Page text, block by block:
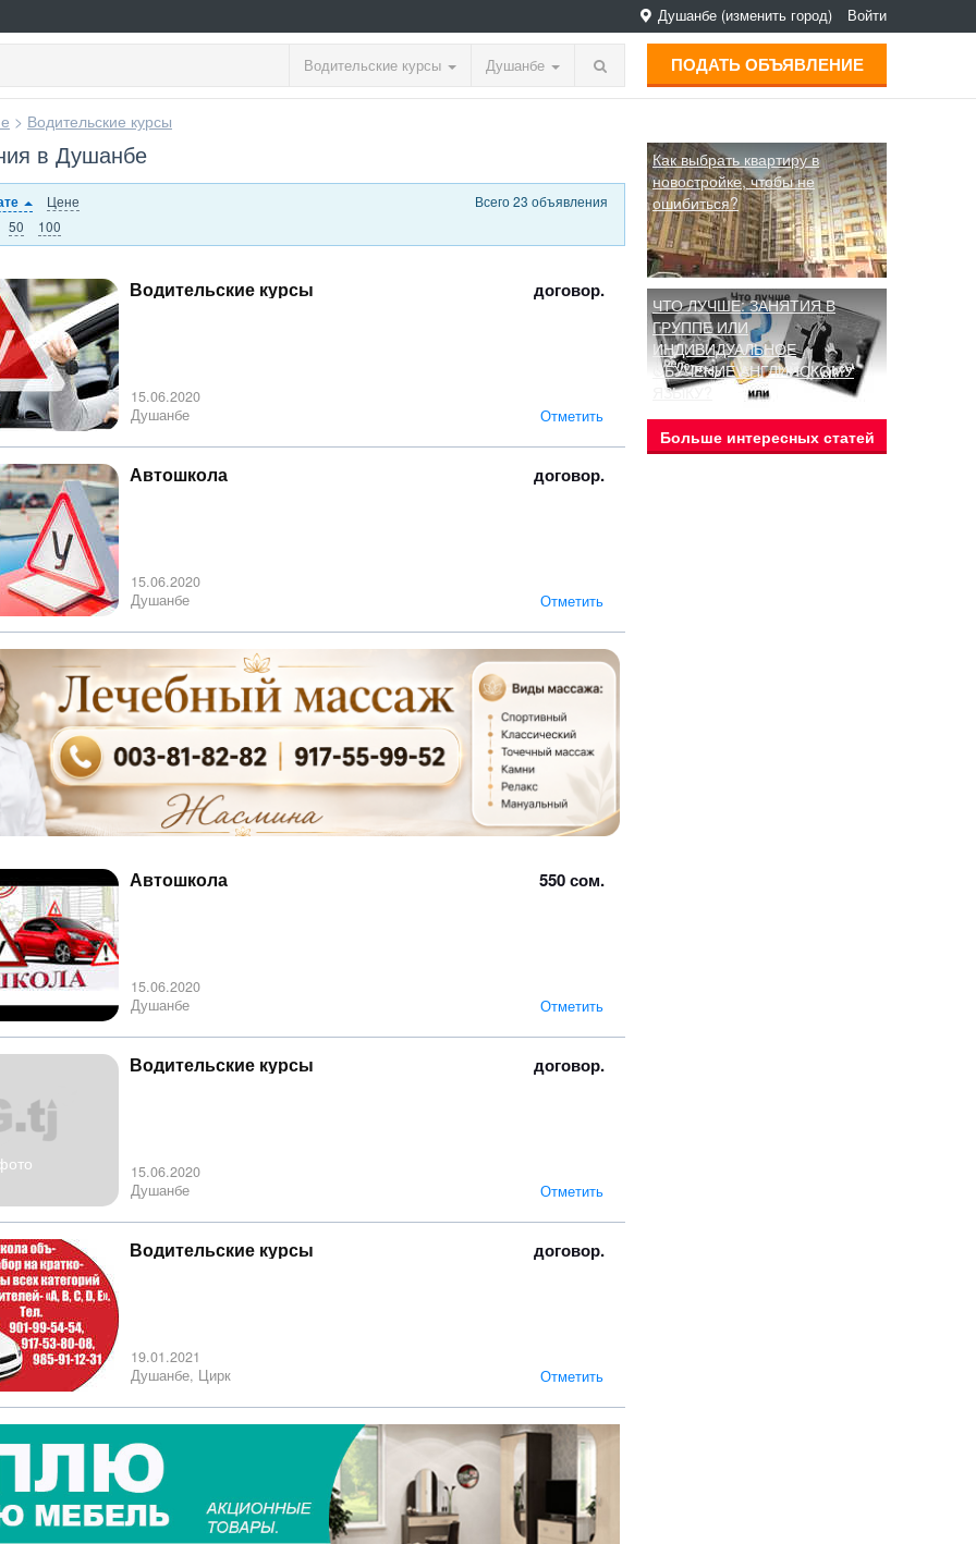
Душанбе (изменить город) Войти
Водительские курсы Душанбе ПОДАТЬ ОБЪЯВЛЕНИЕ
> Водительские курсы
в Душанбе
Цене
50
100
Всего 23 объявления
договор.
Водительские курсы
15.06.2020
Душанбе
Отметить
договор.
Автошкола
15.06.2020
Душанбе
Отметить
550 сом.
Автошкола
15.06.2020
Душанбе
Отметить
договор.
Водительские курсы
15.06.2020
Душанбе
Отметить
договор.
Водительские курсы
19.01.2021
Душанбе, Цирк
Отметить
Как выбрать квартиру в
новостройке, чтобы не
ошибиться?
ЧТО ЛУЧШЕ: ЗАНЯТИЯ В
ГРУППЕ ИЛИ
ИНДИВИДУАЛЬНОЕ
ОБУЧЕНИЕ АНГЛИЙСКОМУ
ЯЗЫКУ?
Больше интересных статей